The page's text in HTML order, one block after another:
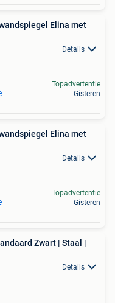
Elina met
Details
Topadvertentie
Gisteren
Elina met
Details
Topadvertentie
Gisteren
Zwart | Staal |
Details